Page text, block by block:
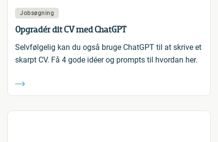
Jobsøgning
Opgradér dit CV med ChatGPT
Selvfølgelig kan du også bruge ChatGPT til at skrive et
skarpt CV. Få 4 gode idéer og prompts til hvordan her.